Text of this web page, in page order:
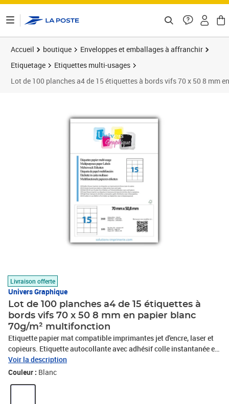
Accueil boutique
Enveloppes et emballages à affranchir
Etiquetage
Etiquettes multi-usages
Lot de 100 planches a4 de 15 étiquettes à bords vifs 70 x 50 8 mm
Livraison offerte
Univers Graphique
Lot de 100 planches a4 de 15 étiquettes à
bords vifs 70 x 50 8 mm en papier blanc
70g/m² multifonction
Etiquette papier mat compatible imprimantes jet d'encre, laser et
copieurs. Etiquette autocollante avec adhésif colle instantanée et
permanente. Trés utile pour toute utilisation bureautique : mailing
-publipostage, timbre, étiquette adresse,étiquette dossier ou pour
Voir la description
Couleur : Blanc